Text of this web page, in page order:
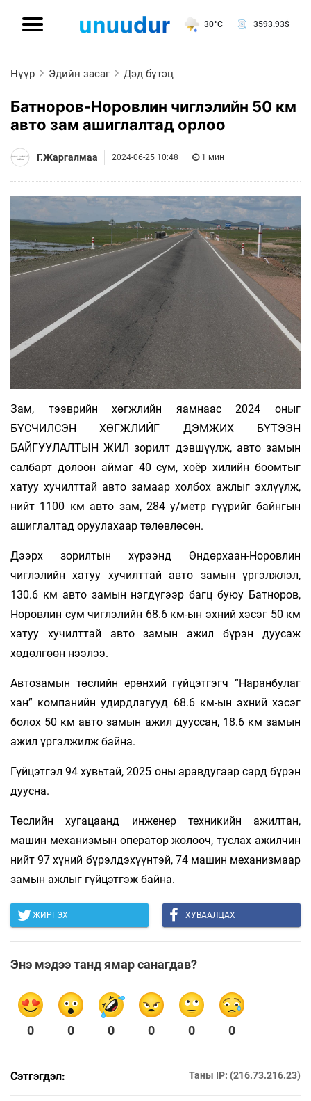
30°C 3593.93$
Нүүр Эдийн засаг Дэд бүтэц
Батноров-Норовлин чиглэлийн 50 км
авто зам ашиглалтад орлоо
Г.Жаргалмаа 2024-06-25 10:48 1 мин
Зам, тээврийн хөгжлийн яамнаас 2024 оныг
БҮСЧИЛСЭН ХӨГЖЛИЙГ ДЭМЖИХ БҮТЭЭН
БАЙГУУЛАЛТЫН ЖИЛ зорилт дэвшүүлж, авто замын
салбарт долоон аймаг 40 сум, хоёр хилийн боомтыг
хатуу хучилттай авто замаар холбох ажлыг эхлүүлж,
нийт 1100 км авто зам, 284 у/метр гүүрийг байнгын
ашиглалтад оруулахаар төлөвлөсөн.
Дээрх зорилтын хүрээнд Өндөрхаан-Норовлин
чиглэлийн хатуу хучилттай авто замын үргэлжлэл,
130.6 км авто замын нэгдүгээр багц буюу Батноров,
Норовлин сум чиглэлийн 68.6 км-ын эхний хэсэг 50 км
хатуу хучилттай авто замын ажил бүрэн дуусаж
хөдөлгөөн нээлээ.
Автозамын төслийн ерөнхий гүйцэтгэгч “Наранбулаг
хан” компанийн удирдлагууд 68.6 км-ын эхний хэсэг
болох 50 км авто замын ажил дууссан, 18.6 км замын
ажил үргэлжилж байна.
Гүйцэтгэл 94 хувьтай, 2025 оны аравдугаар сард бүрэн
дуусна.
Төслийн хугацаанд инженер техникийн ажилтан,
машин механизмын оператор жолооч, туслах ажилчин
нийт 97 хүний бүрэлдэхүүнтэй, 74 машин механизмаар
замын ажлыг гүйцэтгэж байна.
ЖИРГЭХ ХУВААЛЦАХ
Энэ мэдээ танд ямар санагдав?
0 0 0 0 0 0
Сэтгэгдэл: Таны IP: (216.73.216.23)